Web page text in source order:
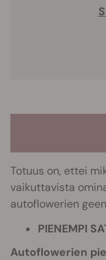
Totuus on, ettei
vaikuttavista
autoflowerien
PIENEMPI
Autoflowerien